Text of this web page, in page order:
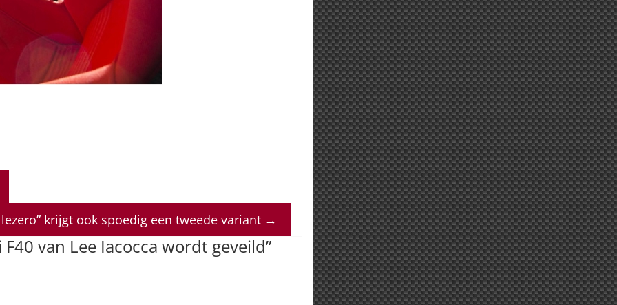
krijgt ook spoedig een tweede variant →
F40 van Lee Iacocca wordt geveild”